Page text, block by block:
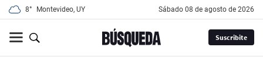
8° Montevideo, UY sábado 08 de agosto de 2026
Suscribite